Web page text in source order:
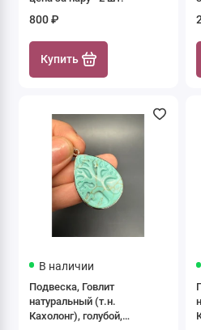
800 ₽
Купить
В наличии
Подвеска, Говлит
натуральный (т.н.
Кахолонг), голубой,